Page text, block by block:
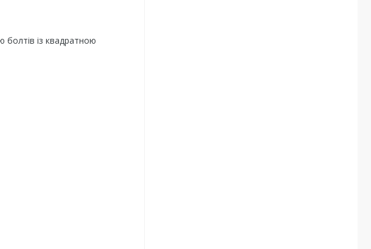
болтів із квадратною